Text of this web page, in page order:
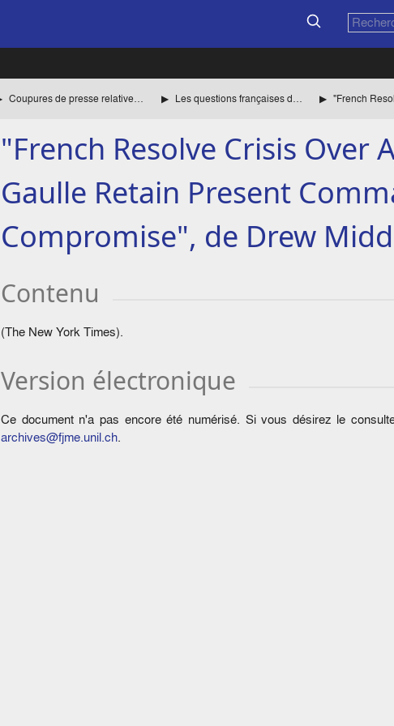
Coupures de presse relatives à la période de la guerre Les questions françaises dans la presse américaine
"French Resolve Crisis Over
Gaulle Retain Present
Compromise", de Drew
Contenu
(The New York Times).
Version électronique
Ce document n'a pas encore été numérisé. Si vous désirez le
archives@fjme.unil.ch.